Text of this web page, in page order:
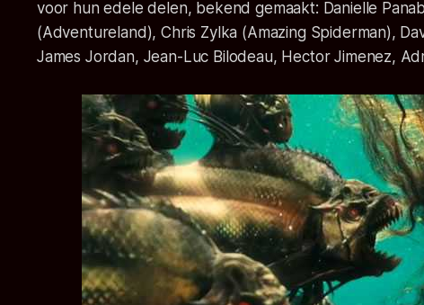
voor hun edele delen, bekend gemaakt: Danielle
(Adventureland), Chris Zylka (Amazing Spiderman),
James Jordan, Jean-Luc Bilodeau, Hector Jimenez,